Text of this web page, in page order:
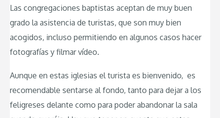
Las congregaciones baptistas aceptan de muy buen
grado la asistencia de turistas, que son muy bien
acogidos, incluso permitiendo en algunos casos hacer
fotografías y filmar vídeo.
Aunque en estas iglesias el turista es bienvenido, es
recomendable sentarse al fondo, tanto para dejar a los
feligreses delante como para poder abandonar la sala